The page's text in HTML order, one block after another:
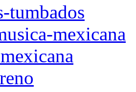
tumbados
mexicana